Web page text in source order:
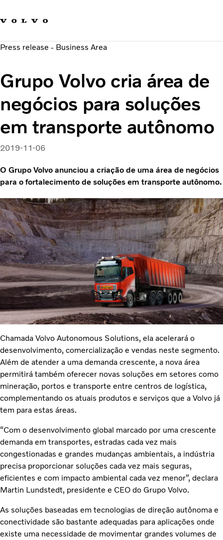
Carreira
Sustentabilidade e Segurança
Press release - Business Area
Grupo Volvo cria área de
negócios para soluções
em transporte autônomo
2019-11-06
O Grupo Volvo anunciou a criação de uma área de negócios
para o fortalecimento de soluções em transporte autônomo.
Chamada Volvo Autonomous Solutions, ela acelerará o
desenvolvimento, comercialização e vendas neste segmento.
Além de atender a uma demanda crescente, a nova área
permitirá também oferecer novas soluções em setores como
mineração, portos e transporte entre centros de logística,
complementando os atuais produtos e serviços que a Volvo já
tem para estas áreas.
“Com o desenvolvimento global marcado por uma crescente
demanda em transportes, estradas cada vez mais
congestionadas e grandes mudanças ambientais, a indústria
precisa proporcionar soluções cada vez mais seguras,
eficientes e com impacto ambiental cada vez menor”, declara
Martin Lundstedt, presidente e CEO do Grupo Volvo.
As soluções baseadas em tecnologias de direção autônoma e
conectividade são bastante adequadas para aplicações onde
existe uma necessidade de movimentar grandes volumes de